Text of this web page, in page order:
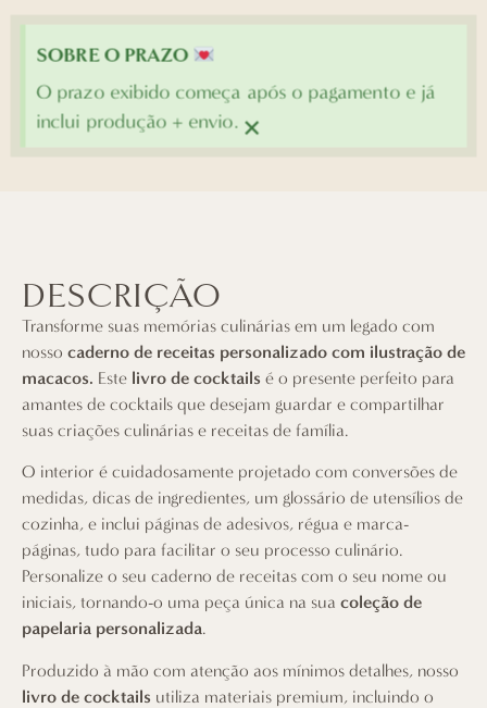
SOBRE O PRAZO
O prazo exibido começa após o pagamento e já
inclui produção + envio. ×
DESCRIÇÃO
Transforme suas memórias culinárias em um legado com
nosso caderno de receitas personalizado com ilustração de
macacos. Este livro de cocktails é o presente perfeito para
amantes de cocktails que desejam guardar e compartilhar
suas criações culinárias e receitas de família.
O interior é cuidadosamente projetado com conversões de
medidas, dicas de ingredientes, um glossário de utensílios de
cozinha, e inclui páginas de adesivos, régua e marca-
páginas, tudo para facilitar o seu processo culinário.
Personalize o seu caderno de receitas com o seu nome ou
iniciais, tornando-o uma peça única na sua coleção de
papelaria personalizada.
Produzido à mão com atenção aos mínimos detalhes, nosso
livro de cocktails utiliza materiais premium, incluindo o